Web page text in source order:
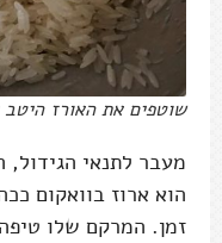
שוטפים את האורז היטב
מעבר לתנאי
הוא ארוז בוואקום
זמן. המרקם שלו